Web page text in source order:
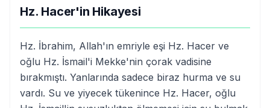
Hz. Hacer'in Hikayesi
Hz. İbrahim, Allah'ın emriyle eşi Hz. Hacer ve
oğlu Hz. İsmail'i Mekke'nin çorak vadisine
bırakmıştı. Yanlarında sadece biraz hurma ve su
vardı. Su ve yiyecek tükenince Hz. Hacer, oğlu